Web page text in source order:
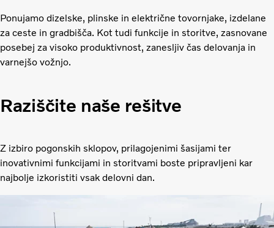
Ponujamo dizelske, plinske in električne tovornjake, izdelane
za ceste in gradbišča. Kot tudi funkcije in storitve, zasnovane
posebej za visoko produktivnost, zanesljiv čas delovanja in
varnejšo vožnjo.
Raziščite naše rešitve
Z izbiro pogonskih sklopov, prilagojenimi šasijami ter
inovativnimi funkcijami in storitvami boste pripravljeni kar
najbolje izkoristiti vsak delovni dan.